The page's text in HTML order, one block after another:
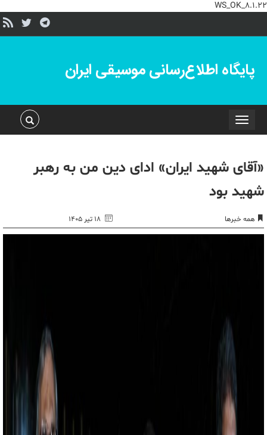
WS_OK_8.1.22
پایگاه اطلاع‌رسانی موسیقی ایران
Toggle
navigation
«آقای شهید ایران» ادای دین من به رهبر
شهید بود
همه خبرها ۱۸ تیر ۱۴۰۵